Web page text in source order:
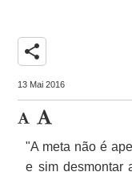
share
13 Mai 2016
"A meta não é
e sim desmontar